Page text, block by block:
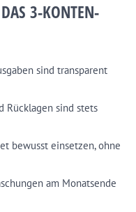
3-KONTEN-
sind transparent
Rücklagen sind stets
bewusst einsetzen, ohne
am Monatsende